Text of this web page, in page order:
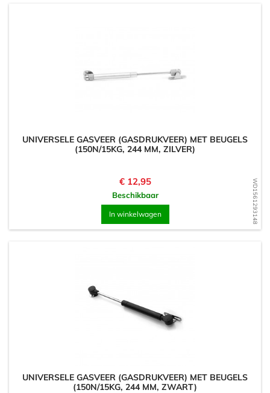
WD1561293148
UNIVERSELE GASVEER (GASDRUKVEER) MET BEUGELS
(150N/15KG, 244 MM, ZILVER)
Prijs
€ 12,95
Beschikbaar
In winkelwagen
UNIVERSELE GASVEER (GASDRUKVEER) MET BEUGELS
(150N/15KG, 244 MM, ZWART)